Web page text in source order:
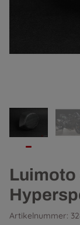
Artikelnummer: